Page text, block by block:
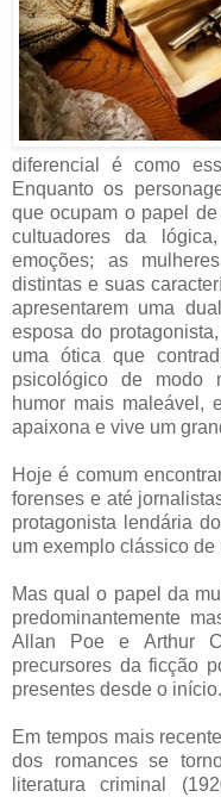
diferencial é como
Enquanto os
que ocupam o papel
cultuadores da
emoções; as
distintas e suas
apresentarem uma
esposa do
uma ótica que
psicológico de modo
humor mais maleável,
apaixona e vive um
Hoje é comum
forenses e até
protagonista lendária
um exemplo clássico
Mas qual o papel da
predominantemente
Allan Poe e Arthur
precursores da ficção
presentes desde o início.
Em tempos mais
dos romances se
literatura criminal